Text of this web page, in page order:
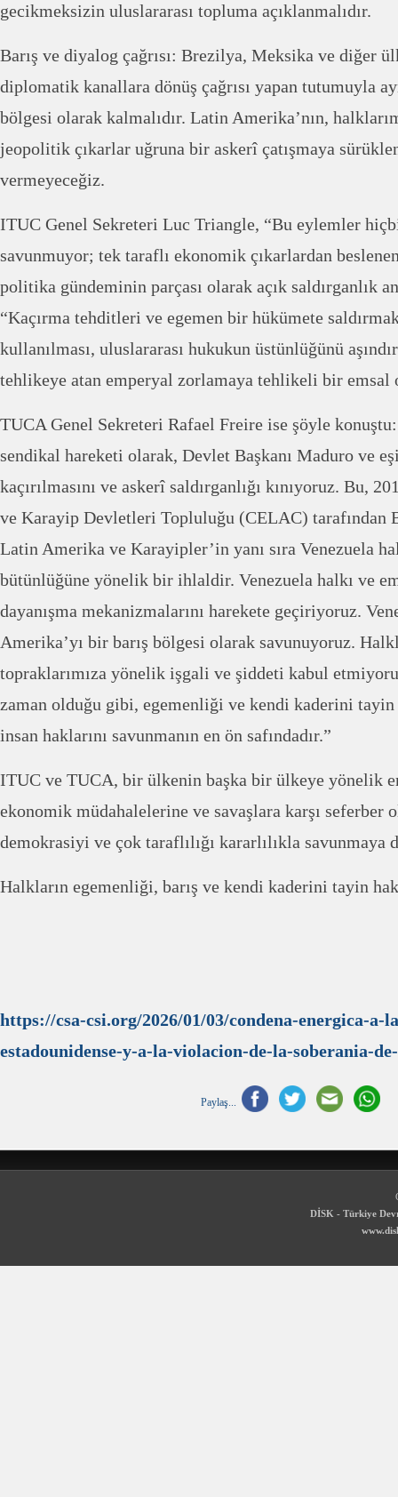
gecikmeksizin uluslararası topluma açıklanmalıdır.
Barış ve diyalog çağrısı: Brezilya, Meksika ve diğer
diplomatik kanallara dönüş çağrısı yapan tutumuyla
bölgesi olarak kalmalıdır. Latin Amerika’nın,
jeopolitik çıkarlar uğruna bir askerî çatışmaya
vermeyeceğiz.
ITUC Genel Sekreteri Luc Triangle, “Bu eylemler
savunmuyor; tek taraflı ekonomik çıkarlardan
politika gündeminin parçası olarak açık saldırganlık
“Kaçırma tehditleri ve egemen bir hükümete
kullanılması, uluslararası hukukun üstünlüğünü
tehlikeye atan emperyal zorlamaya tehlikeli bir emsal
TUCA Genel Sekreteri Rafael Freire ise şöyle konuştu:
sendikal hareketi olarak, Devlet Başkanı Maduro ve
kaçırılmasını ve askerî saldırganlığı kınıyoruz. Bu,
ve Karayip Devletleri Topluluğu (CELAC) tarafından
Latin Amerika ve Karayipler’in yanı sıra Venezuela
bütünlüğüne yönelik bir ihlaldir. Venezuela halkı ve
dayanışma mekanizmalarını harekete geçiriyoruz.
Amerika’yı bir barış bölgesi olarak savunuyoruz.
topraklarımıza yönelik işgali ve şiddeti kabul
zaman olduğu gibi, egemenliği ve kendi kaderini tayin
insan haklarını savunmanın en ön safındadır.”
ITUC ve TUCA, bir ülkenin başka bir ülkeye yönelik
ekonomik müdahalelerine ve savaşlara karşı seferber
demokrasiyi ve çok taraflılığı kararlılıkla savunmaya
Halkların egemenliği, barış ve kendi kaderini tayin
https://csa-csi.org/2026/01/03/condena-energica-
estadounidense-y-a-la-violacion-de-la-soberania-
Paylaş...
DİSK - Türkiye